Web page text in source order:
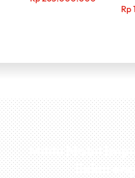
Rp
Miliki Mobil